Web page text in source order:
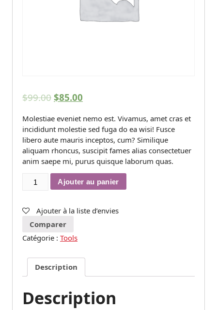
$99.00 $85.00
Molestiae eveniet nemo est. Vivamus, amet cras et
incididunt molestie sed fuga do ea wisi! Fusce
libero aute mauris inceptos, cum? Similique
aliquam rhoncus, suscipit fames alias consectetuer
anim saepe mi, purus quisque laborum quas.
quantité
Generator
Ajouter au panier
Ajouter à la liste d’envies
Comparer
Catégorie : Tools
Description
Description